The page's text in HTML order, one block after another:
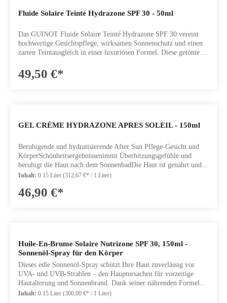
Fluide Solaire Teinté Hydrazone SPF 30 - 50ml
Das GUINOT Fluide Solaire Teinté Hydrazone SPF 30 vereint
hochwertige Gesichtspflege, wirksamen Sonnenschutz und einen
zarten Teintausgleich in einer luxuriösen Formel. Diese getönte
täglich vor schädlichen UV-Strahlen zu schützen und gleichzeitig
intensiv mit Feuchtigkeit zu versorgen. Breitband-
Feuchtigkeitsversorgung dank HYDROCYTE COMPLEX
Eigenschaften sowie ARGANÖL. Angereichert mit
PHOTOCALM aus Schilfextrakt, reduziert es Rötungen und
Unwohlsein nach dem Sonnenbad. ANTI-AGEING ACTION
AGEPROTECT beugt lichtbedingter Hautalterung vor und
schützt die Haut vor den schädlichen Auswirkungen von
oxidativem Stress, während ARGANÖL das jugendliche Aussehen
der HautInhalt: 50ml
49,50 €*
GEL CRÈME HYDRAZONE APRES SOLEIL - 150ml
Beruhigende und hydratisierende After Sun Pflege-Gesicht und
KörperSchönheitsergebnissenimmt Überhitzungsgefühle und
beruhigt die Haut nach dem SonnenbadDie Haut ist genährt und
hydratisiertWirkstoffeHYDROCYTE KOMPLEX
herARGANÖL und MACADAMIANUSS
ÖL nährtINOSITOL: schützt die Haut vor lichtbedingter
Inhalt: 0.15 Liter (312,67 €* / 1 Liter)
46,90 €*
Huile-En-Brume Solaire Nutrizone SPF 30, 150ml -
Sonnenöl-Spray für den Körper
Dieses edle Sonnenöl-Spray schützt Ihre Haut zuverlässig vor
UVA- und UVB-Strahlen – den Hauptursachen für vorzeitige
Hautalterung und Sonnenbrand. Dank seiner nährenden Formel
mit pflegenden Lipiden und Antioxidantien wird der natürliche
Inhalt: 0.15 Liter (300,00 €* / 1 Liter)